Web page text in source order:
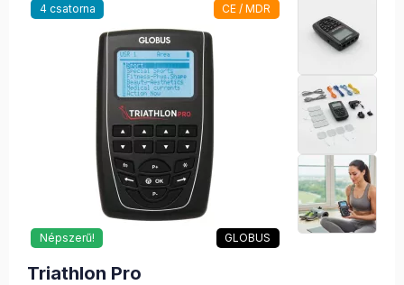
4 csatorna CE / MDR
Népszerű! GLOBUS
Triathlon Pro